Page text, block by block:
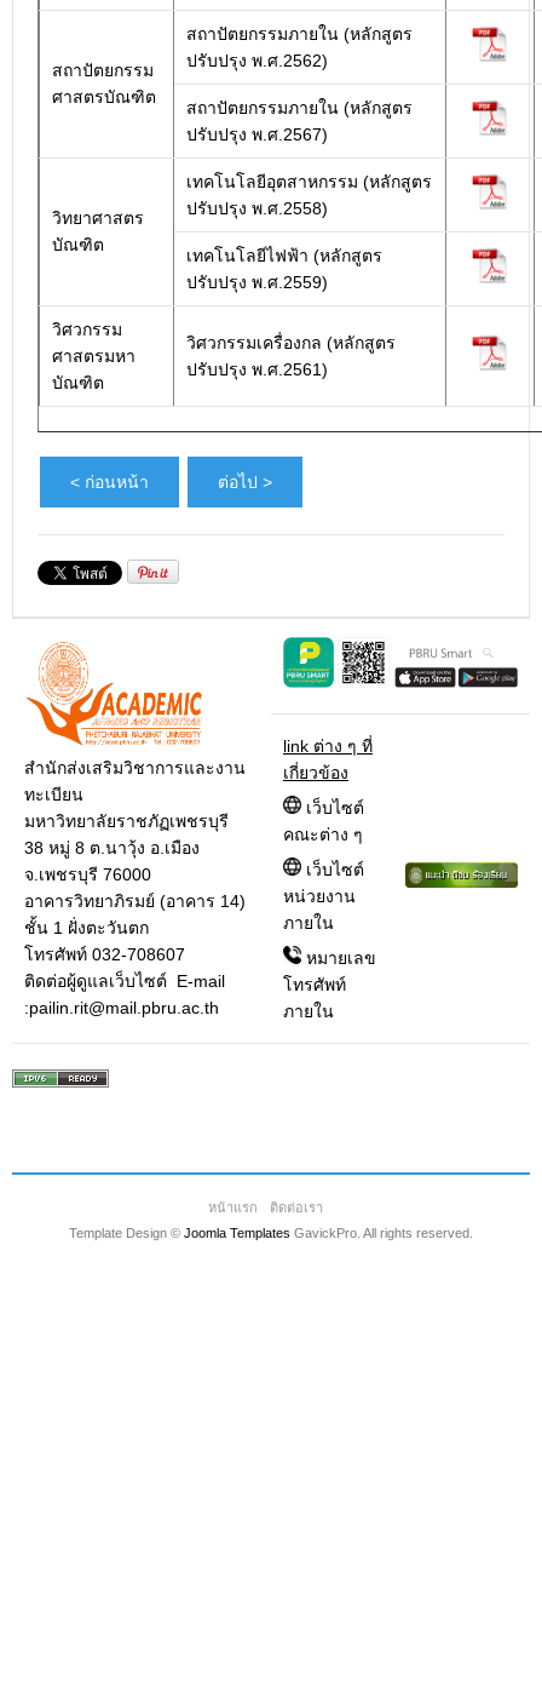
สถาปัตยกรรม
ศาสตรบัณฑิต
สถาปัตยกรรมภายใน (หลักสูตร
ปรับปรุง พ.ศ.2562)
สถาปัตยกรรมภายใน (หลักสูตร
ปรับปรุง พ.ศ.2567)
วิทยาศาสตร
บัณฑิต
เทคโนโลยีอุตสาหกรรม (หลักสูตร
ปรับปรุง พ.ศ.2558)
เทคโนโลยีไฟฟ้า (หลักสูตร
ปรับปรุง พ.ศ.2559)
วิศวกรรม
ศาสตรมหา
บัณฑิต
วิศวกรรมเครื่องกล (หลักสูตร
ปรับปรุง พ.ศ.2561)
< ก่อนหน้า ต่อไป >
สำนักส่งเสริมวิชาการและงาน
ทะเบียน
มหาวิทยาลัยราชภัฏเพชรบุรี
38 หมู่ 8 ต.นาวุ้ง อ.เมือง
จ.เพชรบุรี 76000
อาคารวิทยาภิรมย์ (อาคาร 14)
ชั้น 1 ฝั่งตะวันตก
โทรศัพท์ 032-708607
ติดต่อผู้ดูแลเว็บไซต์ E-mail
:pailin.rit@mail.pbru.ac.th
link ต่าง ๆ ที่
เกี่ยวข้อง
เว็บไซต์
คณะต่าง ๆ
เว็บไซต์
หน่วยงาน
ภายใน
หมายเลข
โทรศัพท์
ภายใน
หน้าแรก
ติดต่อเรา
Template Design © Joomla Templates GavickPro. All rights reserved.